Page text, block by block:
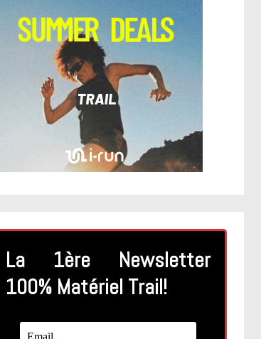
La 1ère Newsletter
100% Matériel Trail!